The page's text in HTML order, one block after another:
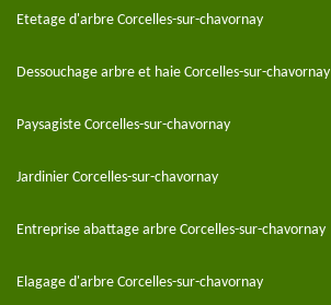
Etetage d'arbre Corcelles-sur-chavornay
Dessouchage arbre et haie Corcelles-sur-chavornay
Paysagiste Corcelles-sur-chavornay
Jardinier Corcelles-sur-chavornay
Entreprise abattage arbre Corcelles-sur-chavornay
Elagage d'arbre Corcelles-sur-chavornay